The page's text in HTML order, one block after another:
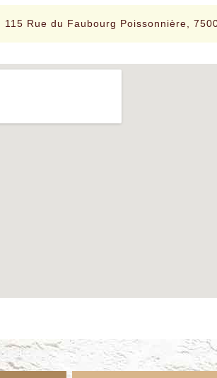
115 Rue du Faubourg Poissonnière,